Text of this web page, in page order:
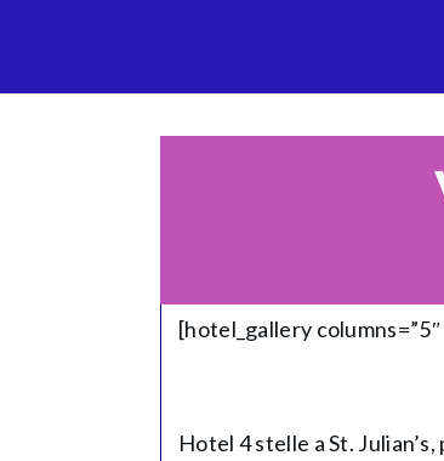
[hotel_gallery
Hotel 4 stelle a St.